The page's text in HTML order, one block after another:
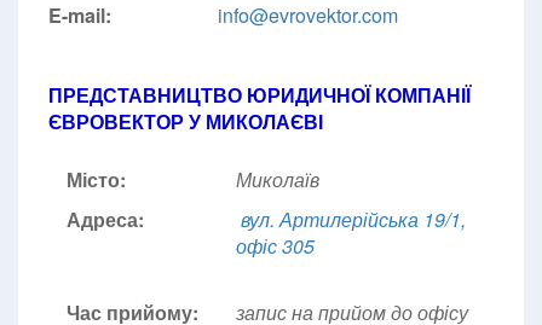
E-mail:
info@evrovektor.com
ПРЕДСТАВНИЦТВО ЮРИДИЧНОЇ КОМПАНІЇ
ЄВРОВЕКТОР У МИКОЛАЄВІ
Місто:
Миколаїв
Адреса:
вул. Артилерійська 19/1,
офіс 305
Час прийому: запис на прийом до офісу